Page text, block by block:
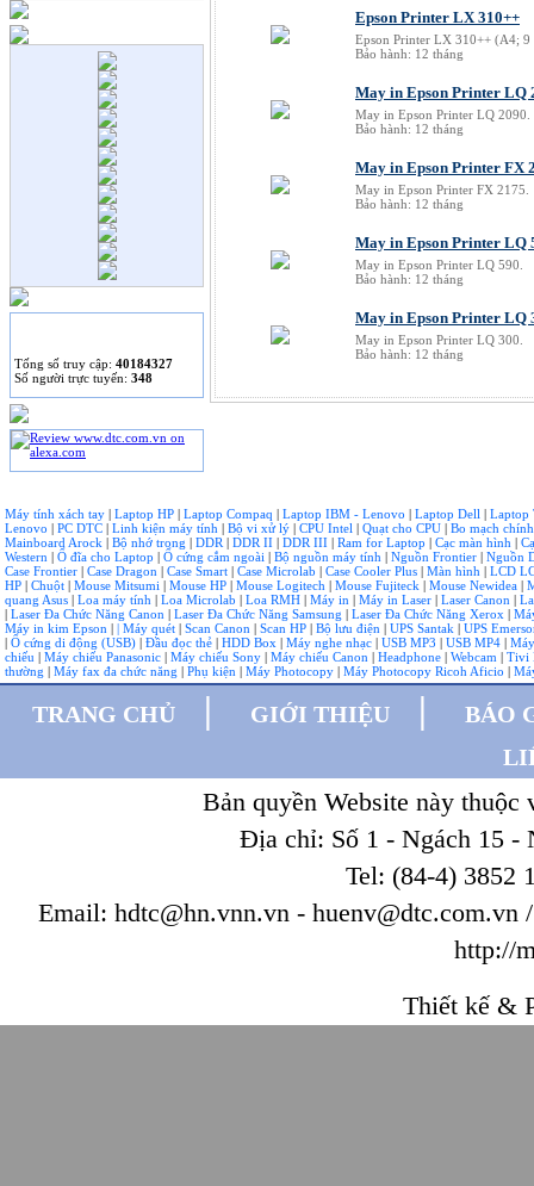
lại với laptop lai tablet
"xếp hình" độc đáo.
Google đang phát triển
Chromebook Pixel đời
Tư vấn chọn mua ổ
cứng gắn ngoài.
Tống số truy cập: 40184327
Số người trực tuyến: 348
Epson Printer LX 310++
Epson Printer LX 310++ (A4;
Bảo hành: 12 tháng
May in Epson Printer LQ
May in Epson Printer LQ 2090.
Bảo hành: 12 tháng
May in Epson Printer FX
May in Epson Printer FX 2175.
Bảo hành: 12 tháng
May in Epson Printer LQ
May in Epson Printer LQ 590.
Bảo hành: 12 tháng
May in Epson Printer LQ
May in Epson Printer LQ 300.
Bảo hành: 12 tháng
Máy tính xách tay | Laptop HP | Laptop Compaq | Laptop IBM - Lenovo | Laptop Dell | Laptop
Lenovo | PC DTC | Linh kiện máy tính | Bộ vi xử lý | CPU Intel | Quạt cho CPU | Bo mạch
Mainboard Arock | Bộ nhớ trong | DDR | DDR II | DDR III | Ram for Laptop | Cạc màn hình |
Western | Ổ đĩa cho Laptop | Ổ cứng cắm ngoài | Bộ nguồn máy tính | Nguồn Frontier | Nguồn
Case Frontier | Case Dragon | Case Smart | Case Microlab | Case Cooler Plus | Màn hình | LCD
HP | Chuột | Mouse Mitsumi | Mouse HP | Mouse Logitech | Mouse Fujiteck | Mouse Newidea |
quang Asus | Loa máy tính | Loa Microlab | Loa RMH | Máy in | Máy in Laser | Laser Canon |
| Laser Đa Chức Năng Canon | Laser Đa Chức Năng Samsung | Laser Đa Chức Năng Xerox |
Máy in kim Epson | | Máy quét | Scan Canon | Scan HP | Bộ lưu điện | UPS Santak | UPS
| Ổ cứng di động (USB) | Đầu đọc thẻ | HDD Box | Máy nghe nhạc | USB MP3 | USB MP4 |
chiếu | Máy chiếu Panasonic | Máy chiếu Sony | Máy chiếu Canon | Headphone | Webcam | Tivi
thường | Máy fax đa chức năng | Phụ kiện | Máy Photocopy | Máy Photocopy Ricoh Aficio |
TRANG CHỦ | GIỚI THIỆU |
BÁO
Bản quyền Website này thuộc
Địa chỉ: Số 1 - Ngách 15 -
Tel: (84-4) 3852
Email: hdtc@hn.vnn.vn -
http://
Thiết kế &